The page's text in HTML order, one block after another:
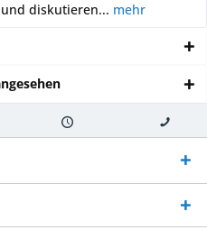
diskutieren... mehr
Versand von So erreichen
Sie uns 0160
970 511 90